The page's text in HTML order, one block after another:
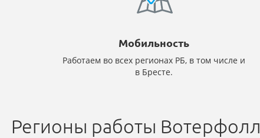
Мобильность
Работаем во всех регионах РБ, в том числе и
в Бресте.
Регионы работы Вотерфолл